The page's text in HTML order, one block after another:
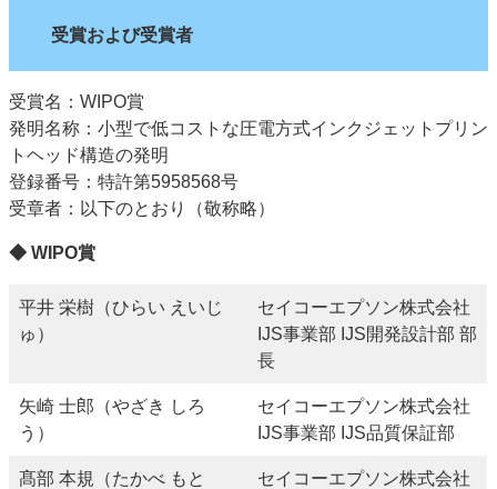
受賞および受賞者
受賞名：WIPO賞
発明名称：小型で低コストな圧電方式インクジェットプリン
トヘッド構造の発明
登録番号：特許第5958568号
受章者：以下のとおり（敬称略）
◆ WIPO賞
平井 栄樹（ひらい えいじ
ゅ）
セイコーエプソン株式会社
IJS事業部 IJS開発設計部 部
長
矢崎 士郎（やざき しろ
う）
セイコーエプソン株式会社
IJS事業部 IJS品質保証部
髙部 本規（たかべ もと
セイコーエプソン株式会社